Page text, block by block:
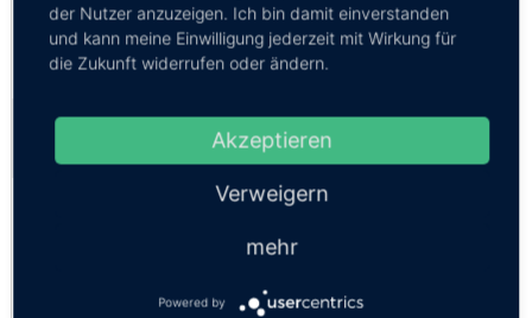
Luxury SUV
Comfort Car
Zug Hua Hin - Hat Yai
EUR 7.23–58.06 Dauer:
2. Kl. Schlafwagen AirCon
17:39, 19:07, 19:55, 20:06, 20:38
der Nutzer anzuzeigen. Ich bin damit einverstanden
und kann meine Einwilligung jederzeit mit Wirkung für
die Zukunft widerrufen oder ändern.
Akzeptieren
Verweigern
mehr
Powered by